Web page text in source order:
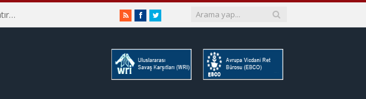
Hiroşima’nın 81. Yılında İtalyan Savaş Karşıtları Harekete Geçti: “Hatırlamak yeterli değil” RSSFacebookTwitter